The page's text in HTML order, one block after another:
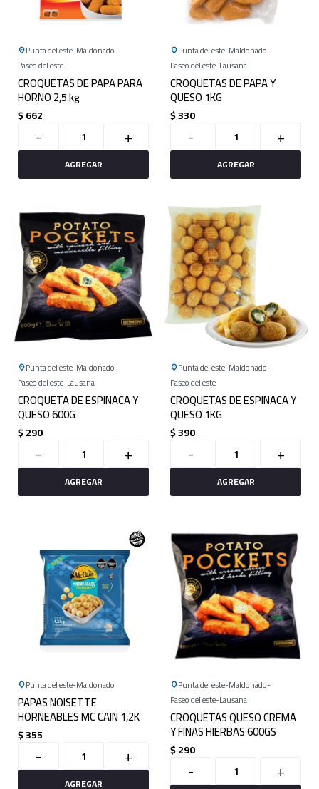
Punta del este Maldonado
Paseo del este
CROQUETAS DE PAPA PARA
HORNO 2,5 kg
$662
- +
Punta del este Maldonado
Paseo del este Lausana
CROQUETAS DE PAPA Y
QUESO 1KG
$330
- +
Punta del este Maldonado
Paseo del este Lausana
CROQUETA DE ESPINACA Y
QUESO 600G
$290
- +
Punta del este Maldonado
Paseo del este
CROQUETAS DE ESPINACA Y
QUESO 1KG
$390
- +
Punta del este Maldonado
PAPAS NOISETTE
HORNEABLES MC CAIN 1,2K
$355
- +
Punta del este Maldonado
Paseo del este Lausana
CROQUETAS QUESO CREMA
Y FINAS HIERBAS 600GS
$290
- +